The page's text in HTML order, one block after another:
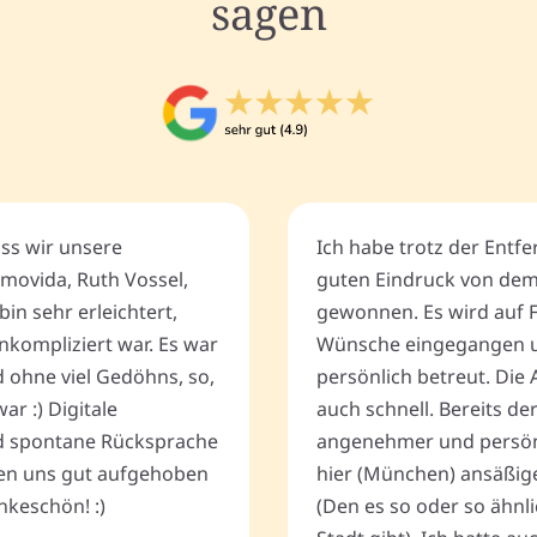
sagen
wir unsere
Ruth Vossel,
sehr erleichtert,
war. Es war
viel Gedöhns, so,
:) Digitale
Rücksprache
uns gut aufgehoben
:)
Ich habe trotz der
guten Eindruck von
gewonnen. Es wird auf
Wünsche eingegangen
persönlich betreut. Die
auch schnell. Bereits
angenehmer und
hier (München)
(Den es so oder so